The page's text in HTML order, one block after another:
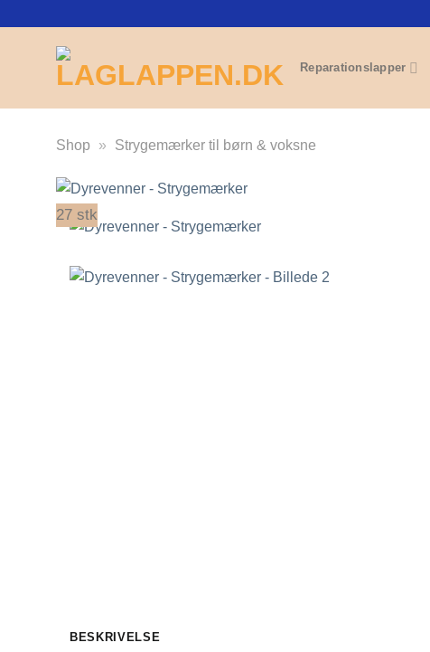
Reparationslapper
Shop » Strygemærker til børn & voksne
27 stk
BESKRIVELSE